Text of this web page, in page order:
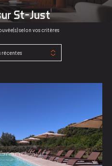
St-Just
selon vos critères
récentes